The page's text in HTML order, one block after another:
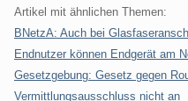
Artikel mit ähnlichen Themen:
BNetzA: Auch bei
Endnutzer können Endgerät am
Gesetzgebung: Gesetz gegen
Vermittlungsausschluss nicht an